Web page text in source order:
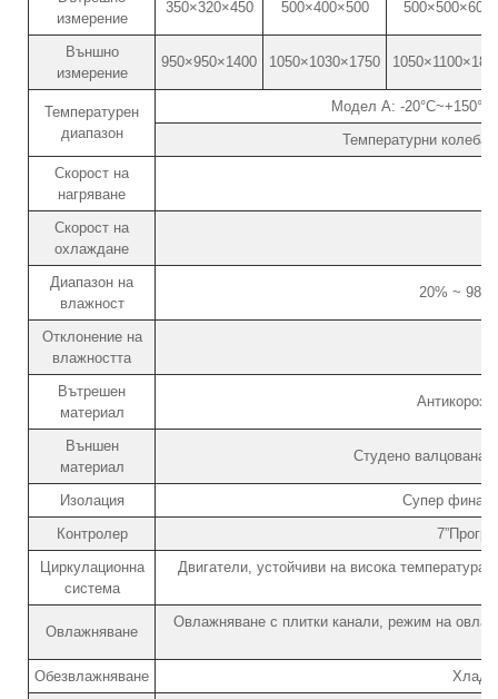
измерение
350×320×450 500×400×500 500×500×600
Външно
измерение
950×950×1400 1050×1030×1750
Температурен
диапазон
Модел A: -
Температурни
Скорост на
нагряване
Скорост на
охлаждане
Диапазон на
влажност
20% ~
Отклонение на
влажността
Вътрешен
материал
Външен
материал
Студено валцована
Изолация
Супер фина
Контролер
Циркулационна
система
Двигатели, устойчиви на висока
Овлажняване
Овлажняване с плитки канали, режим на
Обезвлажняване